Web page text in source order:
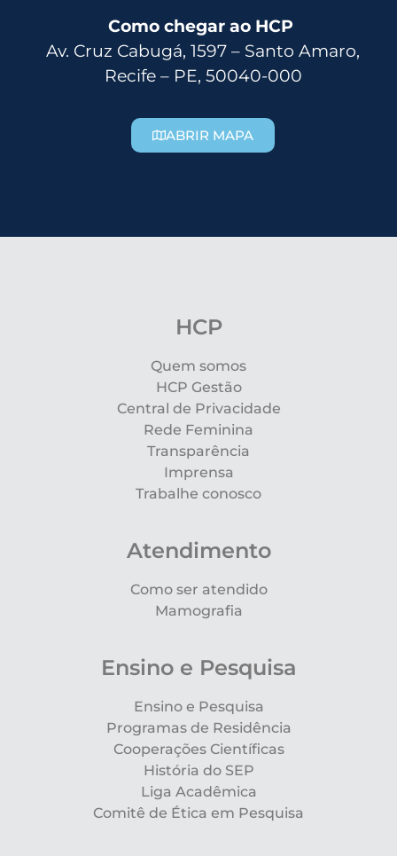
Como chegar ao HCP
Av. Cruz Cabugá, 1597 – Santo Amaro,
Recife – PE, 50040-000
ABRIR MAPA
HCP
Quem somos
HCP Gestão
Central de Privacidade
Rede Feminina
Transparência
Imprensa
Trabalhe conosco
Atendimento
Como ser atendido
Mamografia
Ensino e Pesquisa
Ensino e Pesquisa
Programas de Residência
Cooperações Científicas
História do SEP
Liga Acadêmica
Comitê de Ética em Pesquisa